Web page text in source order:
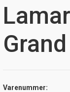
Varenummer: